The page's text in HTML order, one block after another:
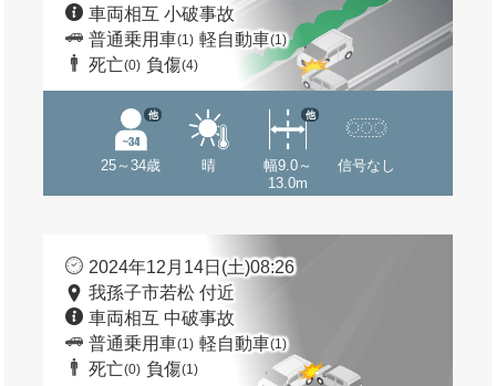
車両相互 小破事故
普通乗用車(1) 軽自動車(1)
死亡(0) 負傷(4)
25～34歳
他
晴
幅9.0～
13.0m
他
信号なし
2024年12月14日(土)08:26
我孫子市若松 付近
車両相互 中破事故
普通乗用車(1) 軽自動車(1)
死亡(0) 負傷(1)